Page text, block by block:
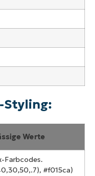
Styling:
Werte
Farbcodes.
#f015ca)